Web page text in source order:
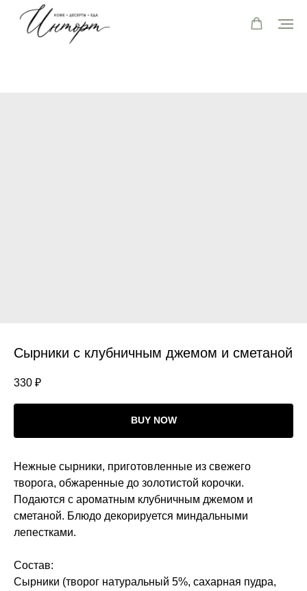
Сырники с клубничным джемом и сметаной
330 ₽
BUY NOW
Нежные сырники, приготовленные из свежего
творога, обжаренные до золотистой корочки.
Подаются с ароматным клубничным джемом и
сметаной. Блюдо декорируется миндальными
лепестками.
Состав:
Сырники (творог натуральный 5%, сахарная пудра,